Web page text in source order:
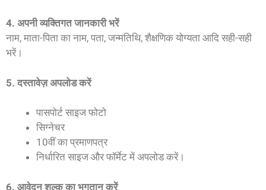
4. अपनी व्यक्तिगत जानकारी भरें
नाम, माता-पिता का नाम, पता, जन्मतिथि, शैक्षणिक योग्यता आदि सही-सही
भरें।
5. दस्तावेज़ अपलोड करें
पासपोर्ट साइज फोटो
सिग्नेचर
10वीं का प्रमाणपत्र
निर्धारित साइज और फॉर्मेट में अपलोड करें।
6. आवेदन शुल्क का भुगतान करें